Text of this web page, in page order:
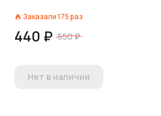
Заказали175раз
440 ₽ 550 ₽
Нет в наличии